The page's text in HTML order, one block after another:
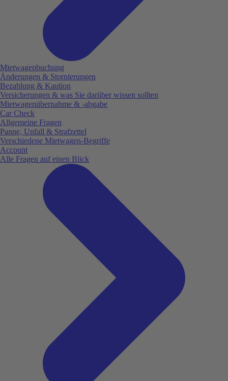
Mietwagenbuchung
Änderungen & Stornierungen
Bezahlung & Kaution
Versicherungen & was Sie darüber wissen sollten
Mietwagenübernahme & -abgabe
Car Check
Allgemeine Fragen
Panne, Unfall & Strafzettel
Verschiedene Mietwagen-Begriffe
Account
Alle Fragen auf einen Blick